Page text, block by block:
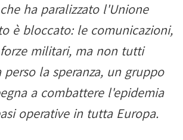
ha paralizzato l'Unione
è bloccato: le comunicazioni,
militari, ma non tutti
perso la speranza, un gruppo
a combattere l'epidemia
operative in tutta Europa.